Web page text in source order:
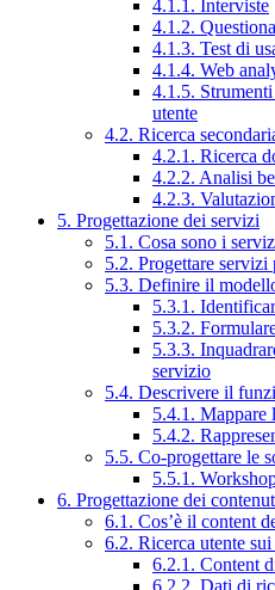
4.1.1. Interviste
4.1.2.
4.1.3. Test di
4.1.4. Web
4.1.5. Strumenti
utente
4.2. Ricerca
4.2.1. Ricerca
4.2.2. Analisi
4.2.3.
5. Progettazione dei servizi
5.1. Cosa sono i
5.2. Progettare
5.3. Definire il
5.3.1.
5.3.2.
5.3.3.
servizio
5.4. Descrivere il
5.4.1. Mappare
5.4.2.
5.5. Co-progettare le
5.5.1.
6. Progettazione dei
6.1. Cos’è il content
6.2. Ricerca utente
6.2.1. Content
6.2.2. Dati di